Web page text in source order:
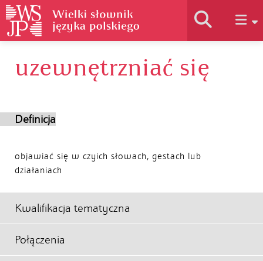
Historia słownika
uzewnętrzniać się
Definicja
objawiać się w czyich słowach, gestach lub
działaniach
Kwalifikacja tematyczna
Połączenia